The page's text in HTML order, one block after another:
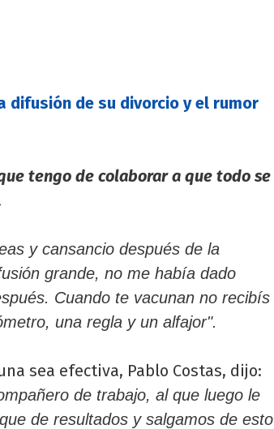
difusión de su divorcio y el rumor
tengo de colaborar a que todo se
y cansancio después de la
grande, no me había dado
Cuando te vacunan no recibís
una regla y un alfajor".
sea efectiva, Pablo Costas, dijo:
de trabajo, al que luego le
de resultados y salgamos de esto